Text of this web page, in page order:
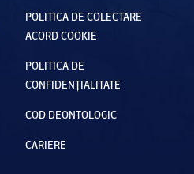
POLITICA DE COLECTARE
ACORD COOKIE
POLITICA DE
CONFIDENȚIALITATE
COD DEONTOLOGIC
CARIERE